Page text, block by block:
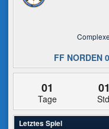
FF NORDEN
01
Tage
01
Letztes Spiel